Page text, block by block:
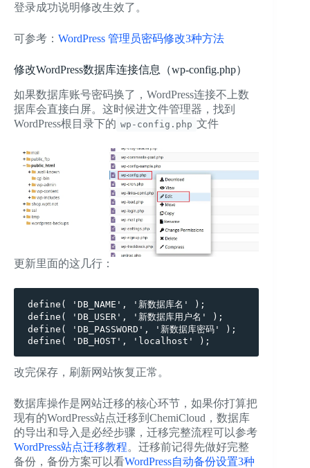
登录成功说明修改生效了。
可参考： WordPress 管理员密码修改3种方法
修改WordPress数据库连接信息（wp-config.php）
如果数据库账号密码换了，WordPress连接不上数
据库会直接白屏。这时候进文件管理器，找到
WordPress根目录下的 wp-config.php 文件
更新里面的这几行：
define( 'DB_NAME', '新数据库名' );
define( 'DB_USER', '新数据库用户名' );
define( 'DB_PASSWORD', '新数据库密码' );
define( 'DB_HOST', 'localhost' );
改完保存，刷新网站恢复正常。
数据库操作是网站迁移的核心环节，如果你打算把
现有的WordPress站点迁移到ChemiCloud，数据库
的导出和导入是必经步骤，迁移完整流程可以参考
WordPress站点迁移教程。迁移前记得先做好完整
备份，备份方案可以看WordPress自动备份设置3种